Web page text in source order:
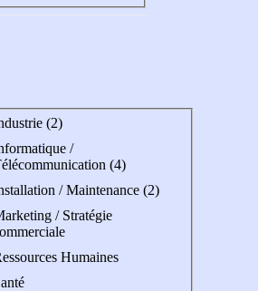
(2)
/
(4)
/ Maintenance (2)
/ Stratégie
Humaines